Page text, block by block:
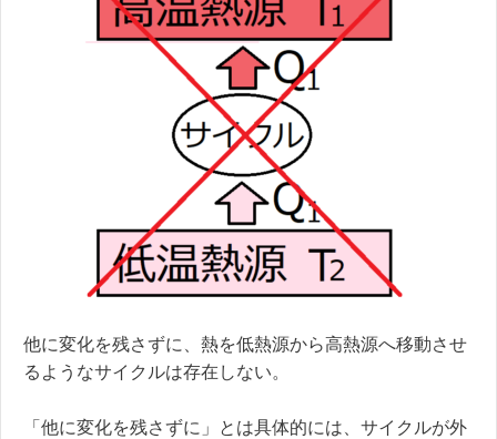
他に変化を残さずに、熱を低熱源から高熱源へ移動させ
るようなサイクルは存在しない。
「他に変化を残さずに」とは具体的には、サイクルが外